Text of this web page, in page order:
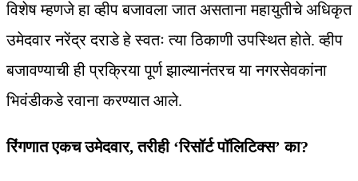
विशेष म्हणजे हा व्हीप बजावला जात असताना महायुतीचे अधिकृत
उमेदवार नरेंद्र दराडे हे स्वतः त्या ठिकाणी उपस्थित होते. व्हीप
बजावण्याची ही प्रक्रिया पूर्ण झाल्यानंतरच या नगरसेवकांना
भिवंडीकडे रवाना करण्यात आले.
रिंगणात एकच उमेदवार, तरीही ‘रिसॉर्ट पॉलिटिक्स’ का?